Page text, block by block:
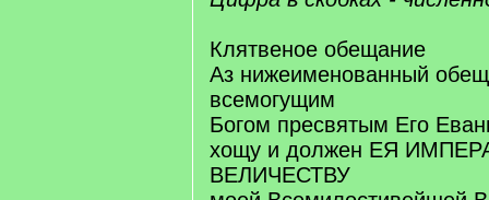
Клятвеное обещание
Аз нижеименованный
всемогущим
Богом пресвятым Его
хощу и должен ЕЯ
ВЕЛИЧЕСТВУ